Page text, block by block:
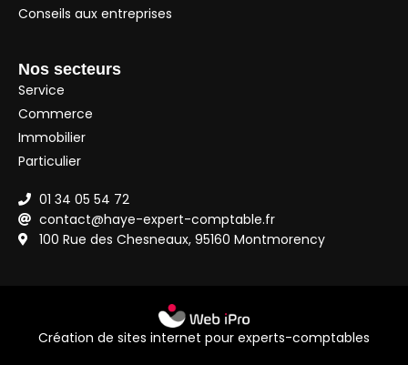
Conseils aux entreprises
Nos secteurs
Service
Commerce
Immobilier
Particulier
01 34 05 54 72
contact@haye-expert-comptable.fr
100 Rue des Chesneaux, 95160 Montmorency
Création de sites internet pour experts-comptables